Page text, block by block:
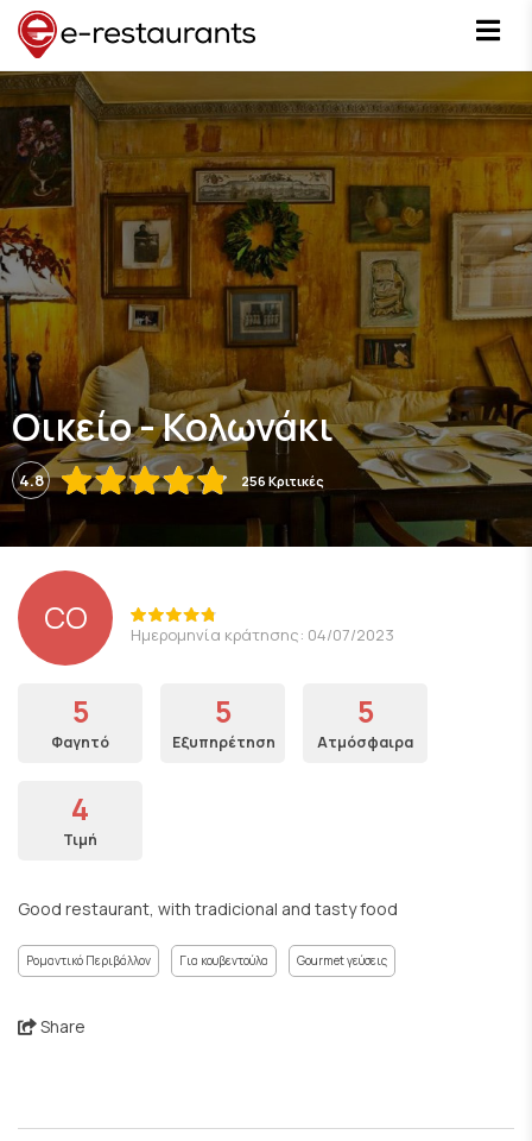
Οικείο - Κολωνάκι
4.8 256 Κριτικές
CO Ημερομηνία κράτησης: 04/07/2023
5
Φαγητό
5
Εξυπηρέτηση
5
Ατμόσφαιρα
4
Τιμή
Good restaurant, with tradicional and tasty food
Ρομαντικό Περιβάλλον Για κουβεντούλα Gourmet γεύσεις
Share